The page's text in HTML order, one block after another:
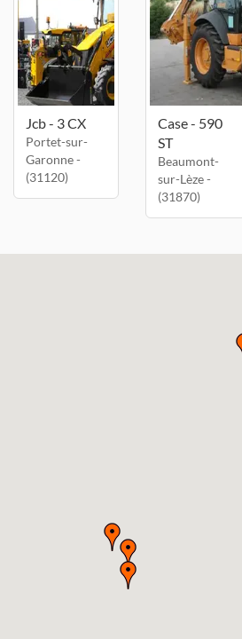
Jcb - 3 CX
Portet-sur-
Garonne -
(31120)
Case - 590
ST
Beaumont-
sur-Lèze -
(31870)